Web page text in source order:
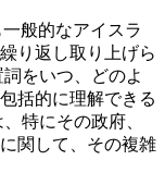
一般的なアイスラ
り返し取り上げら
をいつ、どのよ
括的に理解できる
特にその政府、
関して、その複雑